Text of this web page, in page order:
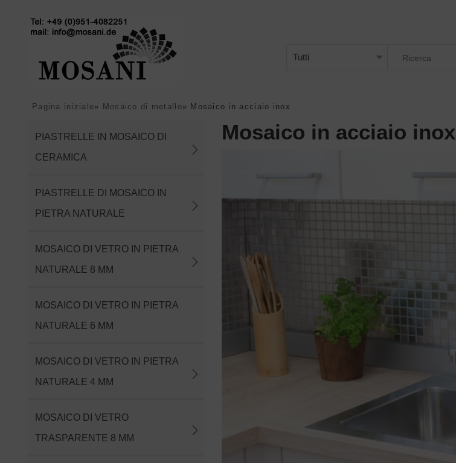
Pagina iniziale» Mosaico di metallo» Mosaico in acciaio inox
PIASTRELLE IN MOSAICO DI
CERAMICA
PIASTRELLE DI MOSAICO IN
PIETRA NATURALE
MOSAICO DI VETRO IN PIETRA
NATURALE 8 MM
MOSAICO DI VETRO IN PIETRA
NATURALE 6 MM
MOSAICO DI VETRO IN PIETRA
NATURALE 4 MM
MOSAICO DI VETRO
TRASPARENTE 8 MM
Mosaico in acciaio inox